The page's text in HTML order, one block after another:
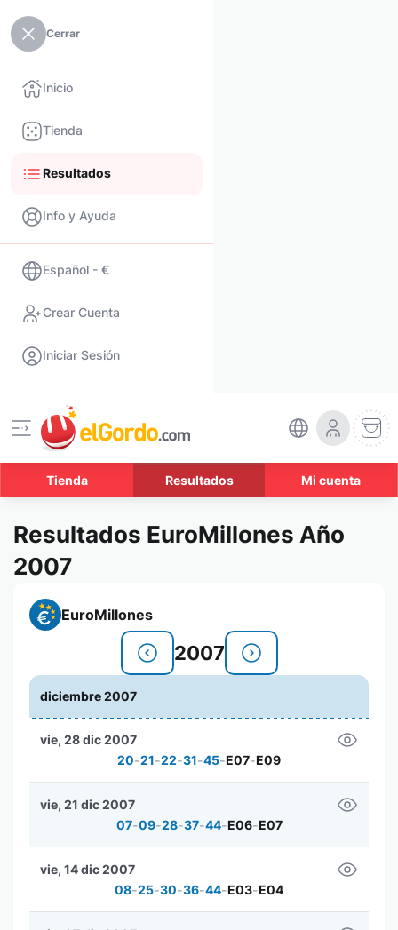
Cerrar
Inicio
Tienda
Resultados
Info y Ayuda
Español - €
Crear Cuenta
Iniciar Sesión
Tienda Resultados Mi cuenta
Resultados EuroMillones Año
2007
EuroMillones
2007
diciembre 2007
20-21-22-31-45-E07-E09
vie, 28 dic 2007
07-09-28-37-44-E06-E07
vie, 21 dic 2007
08-25-30-36-44-E03-E04
vie, 14 dic 2007